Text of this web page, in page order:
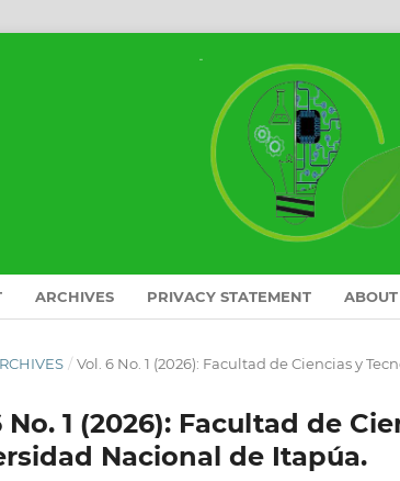
ARCHIVES PRIVACY STATEMENT ABOUT
/ Vol. 6 No. 1 (2026): Facultad de Ciencias y
No. 1 (2026): Facultad de
Nacional de Itapúa.